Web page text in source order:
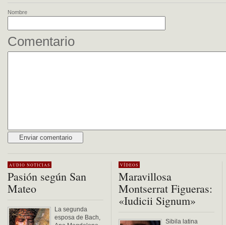
Nombre
Comentario
AUDIO NOTICIAS
Pasión según San
Mateo
La segunda
esposa de Bach,
VÍDEOS
Maravillosa
Montserrat Figueras:
«Iudicii Signum»
Sibila latina